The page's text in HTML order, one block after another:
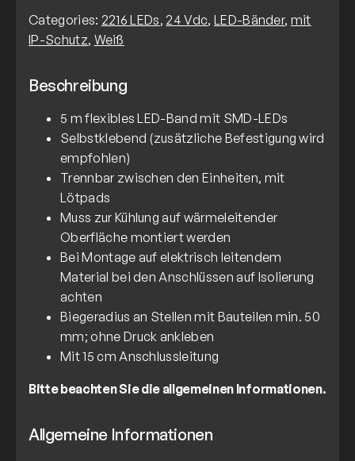
Categories: 2216 LEDs, 24 Vdc, LED-Bänder, mit
IP-Schutz, Weiß
Beschreibung
5 m flexibles LED-Band mit SMD-LEDs
Selbstklebend (zusätzliche Befestigung wird
empfohlen)
Trennbar zwischen den Einheiten, mit
Lötpads
Muss zur Kühlung auf wärmeleitender
Oberfläche montiert werden
Bei Montage auf elektrisch leitendem
Material bei den Anschlüssen auf Isolierung
achten
Biegeradius an Stellen mit Bauteilen min. 50
mm; ohne Druck ankleben
Mit 15 cm Anschlussleitung
Bitte beachten Sie die allgemeinen Informationen.
Allgemeine Informationen